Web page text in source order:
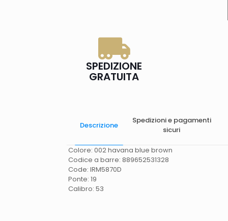
SPEDIZIONE
GRATUITA
Descrizione
Spedizioni e pagamenti
sicuri
Colore: 002 havana blue brown
Codice a barre: 889652531328
Code: IRM5870D
Ponte: 19
Calibro: 53